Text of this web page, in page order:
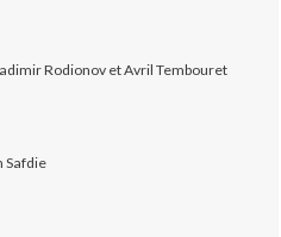
Rodionov et Avril Tembouret
Safdie